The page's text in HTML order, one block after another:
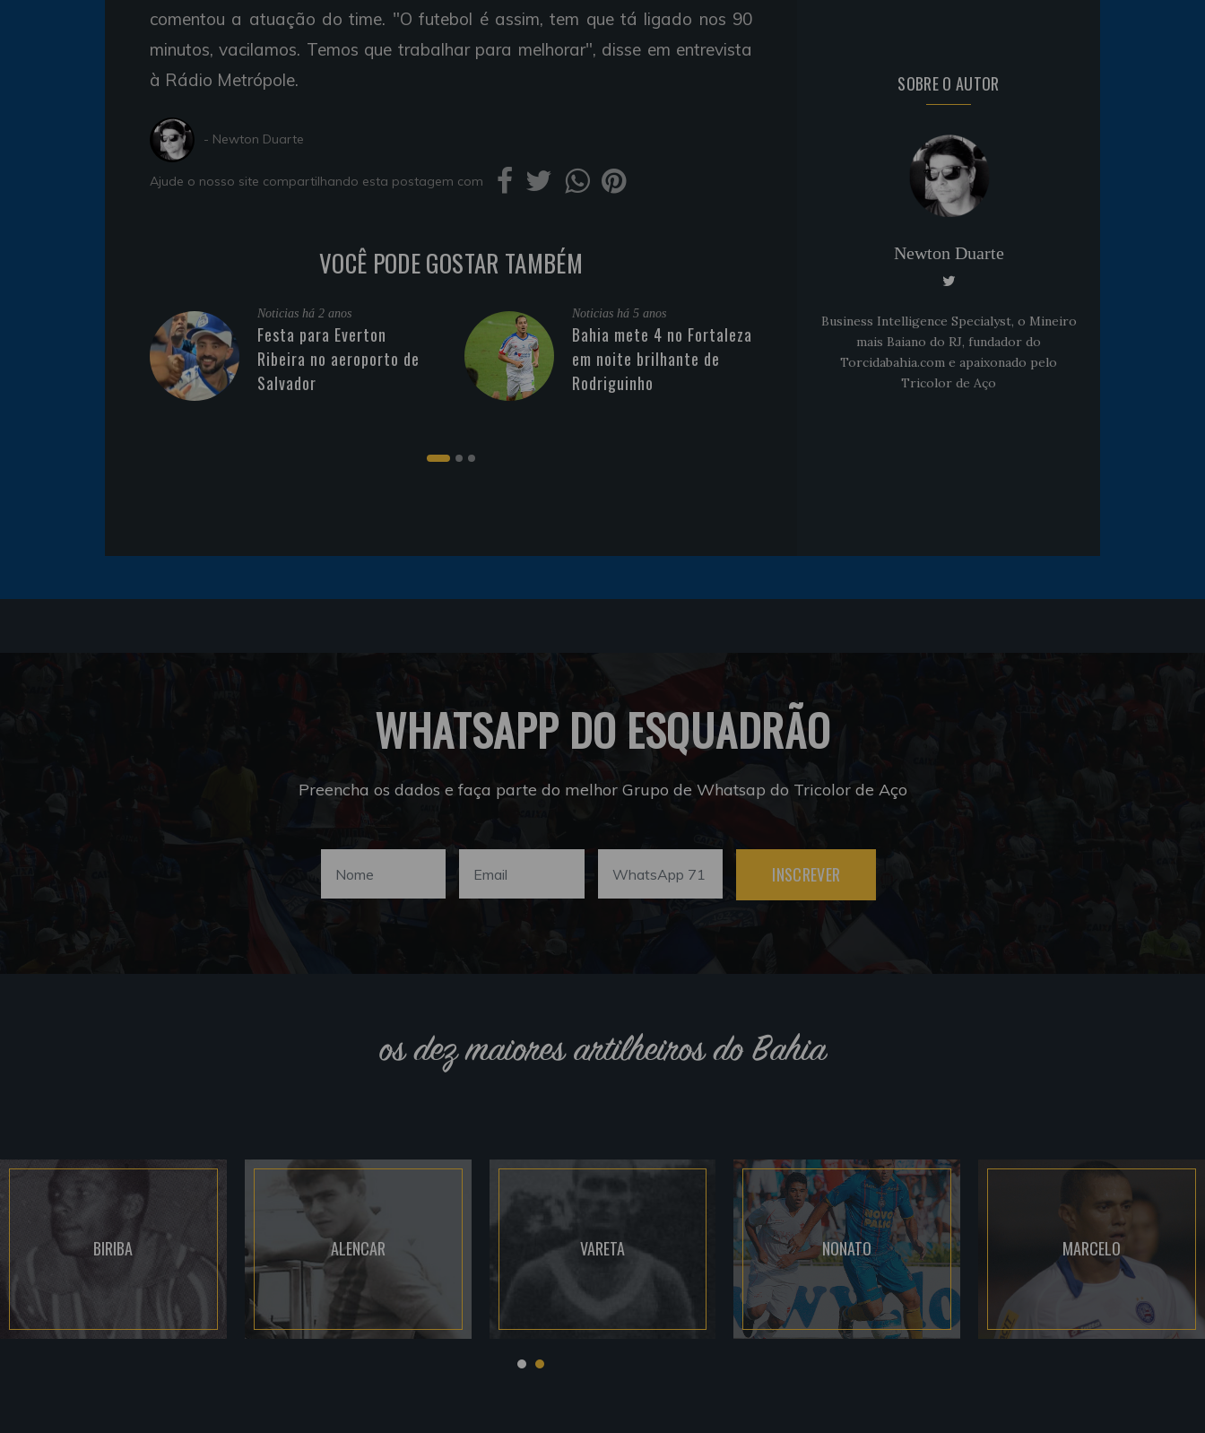
comentou a atuação do time. "O futebol é assim, tem que tá ligado nos 90
minutos, vacilamos. Temos que trabalhar para melhorar", disse em entrevista
à Rádio Metrópole.
- Newton Duarte
Ajude o nosso site compartilhando esta postagem com
VOCÊ PODE GOSTAR TAMBÉM
Noticias há 2 anos
Festa para Everton
Ribeira no aeroporto de
Salvador
Noticias há 5 anos
Bahia mete 4 no Fortaleza
em noite brilhante de
Rodriguinho
Goleiro Douglas Friedrich
fica em observação após
sofrer um corte no rosto
SOBRE O AUTOR
Newton Duarte
Business Intelligence Specialyst, o Mineiro
mais Baiano do RJ, fundador do
Torcidabahia.com e apaixonado pelo
Tricolor de Aço
WHATSAPP DO ESQUADRÃO
Preencha os dados e faça parte do melhor Grupo de Whatsap do Tricolor de Aço
INSCREVER
os dez maiores artilheiros do Bahia
BIRIBA ALENCAR VARETA NONATO MARCELO